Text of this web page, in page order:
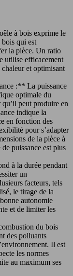
à bois exprime le
bois qui est
la pièce. Un ratio
utilise efficacement
et optimisant
:** La puissance
optimale du
qu’il peut produire en
indique la
en fonction des
pour s’adapter
de la pièce à
puissance est plus
à la durée pendant
un
facteurs, tels
le tirage de la
autonomie
et de limiter les
du bois
des polluants
Il est
les normes
au maximum ses